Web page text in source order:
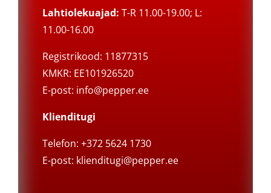
Lahtiolekuajad: T-R 11.00-19.00; L:
11.00-16.00
Registrikood: 11877315
KMKR: EE101926520
E-post: info@pepper.ee
Klienditugi
Telefon: +372 5624 1730
E-post: klienditugi@pepper.ee